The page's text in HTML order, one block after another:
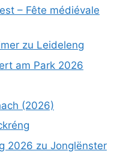
– Fête médiévale
zu Leideleng
am Park 2026
(2026)
2026 zu Jonglënster